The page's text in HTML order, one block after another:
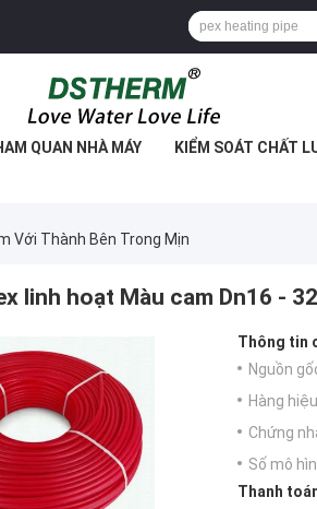
QUAN NHÀ MÁY KIỂM SOÁT CHẤT
Với Thành Bên Trong Mịn
linh hoạt Màu cam Dn16 -
Thông tin
Nguồn
Hàng
Chứng
Số mô
Thanh